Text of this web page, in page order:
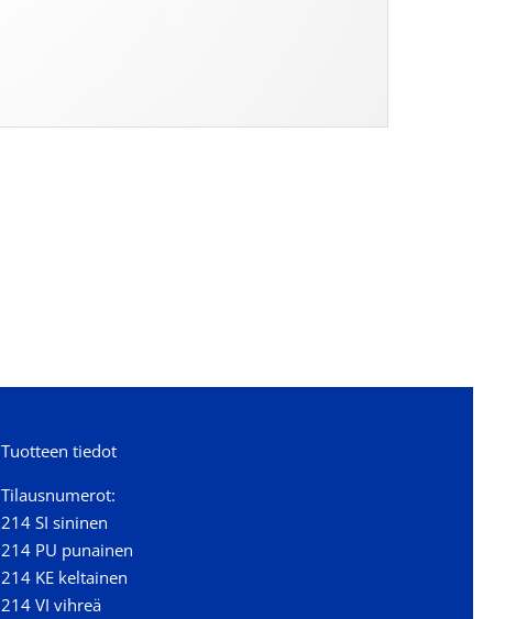
Tuotteen tiedot
Tilausnumerot:
214 SI sininen
214 PU punainen
214 KE keltainen
214 VI vihreä